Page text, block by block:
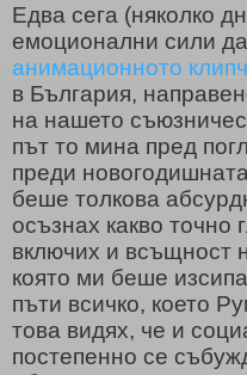
Едва сега (няколко
емоционални сили
анимационното
в България,
на нашето
път то мина пред
преди
беше толкова
осъзнах какво точно
включих и всъщност
която ми беше
пъти всичко, което
това видях, че и
постепенно се